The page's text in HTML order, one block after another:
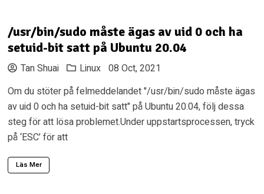
/usr/bin/sudo måste ägas av uid 0 och ha
setuid-bit satt på Ubuntu 20.04
Tan Shuai Linux 08 Oct, 2021
Om du stöter på felmeddelandet "/usr/bin/sudo måste ägas
av uid 0 och ha setuid-bit satt" på Ubuntu 20.04, följ dessa
steg för att lösa problemet.Under uppstartsprocessen, tryck
på ‘ESC’ för att
Läs Mer